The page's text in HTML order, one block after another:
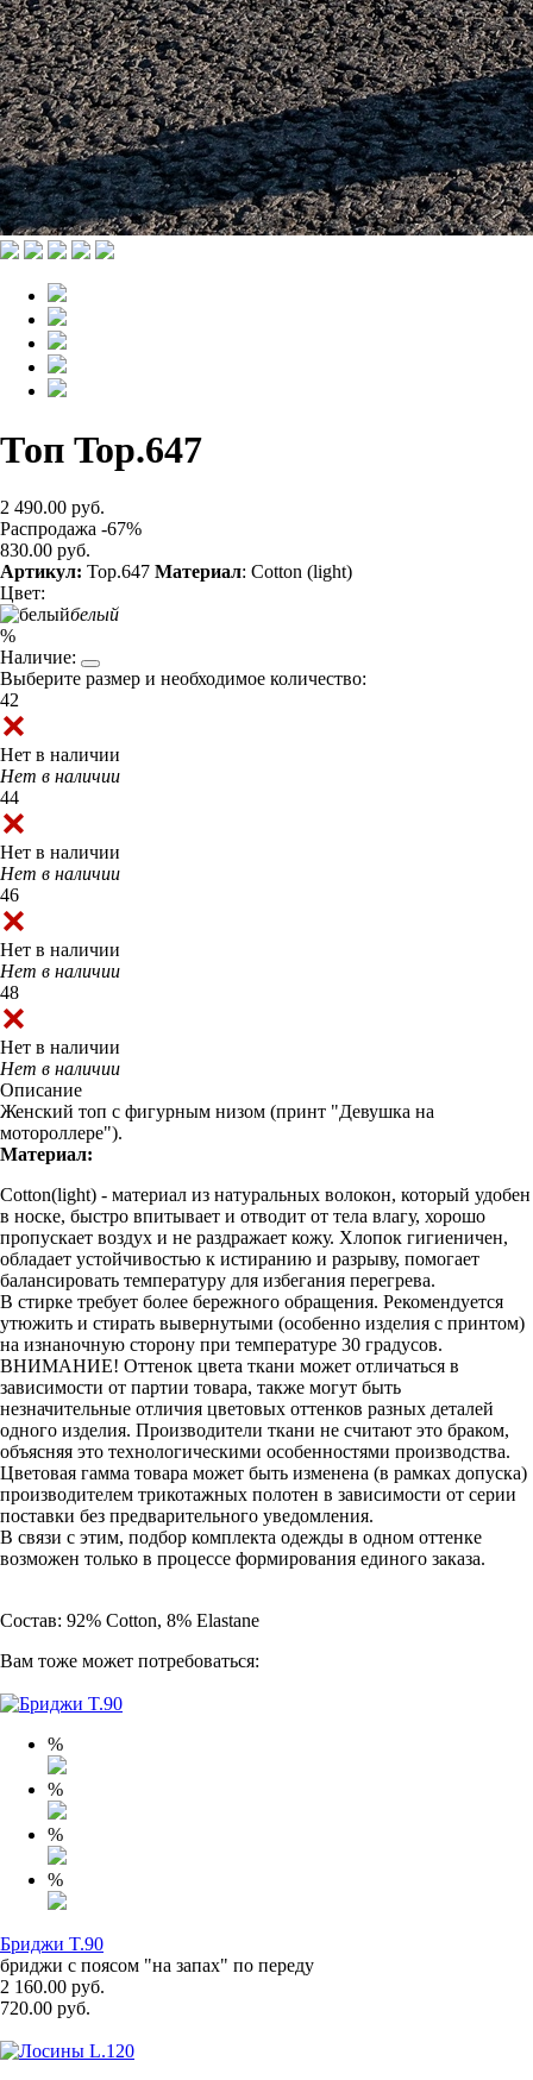
Топ Top.647
2 490.00 руб.
Распродажа -67%
830.00 руб.
Артикул: Top.647 Материал: Cotton (light)
Цвет:
белый
%
Наличие:
Выберите размер и необходимое количество:
42
Нет в наличии
Нет в наличии
44
Нет в наличии
Нет в наличии
46
Нет в наличии
Нет в наличии
48
Нет в наличии
Нет в наличии
Описание
Женский топ с фигурным низом (принт "Девушка на
мотороллере").
Материал:
Cotton(light) - материал из натуральных волокон, который удобен
в носке, быстро впитывает и отводит от тела влагу, хорошо
пропускает воздух и не раздражает кожу. Хлопок гигиеничен,
обладает устойчивостью к истиранию и разрыву, помогает
балансировать температуру для избегания перегрева.
В стирке требует более бережного обращения. Рекомендуется
утюжить и стирать вывернутыми (особенно изделия с принтом)
на изнаночную сторону при температуре 30 градусов.
ВНИМАНИЕ! Оттенок цвета ткани может отличаться в
зависимости от партии товара, также могут быть
незначительные отличия цветовых оттенков разных деталей
одного изделия. Производители ткани не считают это браком,
объясняя это технологическими особенностями производства.
Цветовая гамма товара может быть изменена (в рамках допуска)
производителем трикотажных полотен в зависимости от серии
поставки без предварительного уведомления.
В связи с этим, подбор комплекта одежды в одном оттенке
возможен только в процессе формирования единого заказа.
Состав: 92% Cotton, 8% Elastane
Вам тоже может потребоваться:
%
%
%
%
Бриджи T.90
бриджи с поясом "на запах" по переду
2 160.00 руб.
720.00 руб.